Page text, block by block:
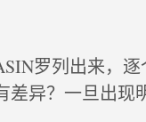
罗列出来，逐
差异？一旦出现